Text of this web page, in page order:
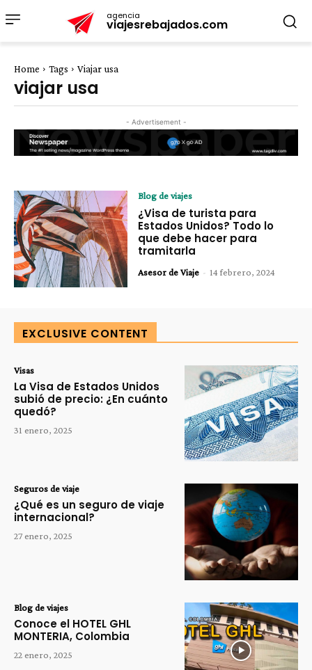
agencia
viajesrebajados.com
Home Tags Viajar usa
viajar usa
- Advertisement -
Blog de viajes
¿Visa de turista para
Estados Unidos? Todo lo
que debe hacer para
tramitarla
Asesor de Viaje - 14 febrero, 2024
EXCLUSIVE CONTENT
Visas
La Visa de Estados Unidos
subió de precio: ¿En cuánto
quedó?
31 enero, 2025
Seguros de viaje
¿Qué es un seguro de viaje
internacional?
27 enero, 2025
Blog de viajes
Conoce el HOTEL GHL
MONTERIA, Colombia
22 enero, 2025